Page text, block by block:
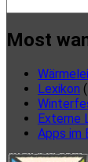
Most
Lexikon
Externe
Apps im